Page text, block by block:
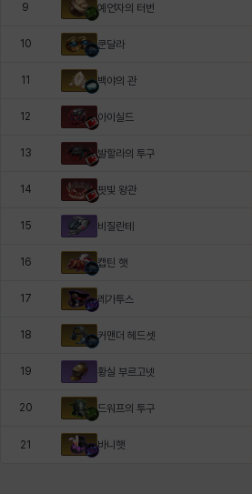
9 예언자의 터번
10 쿤달라
11 백야의 관
12 아이실드
13 발할라의 투구
14 핏빛 왕관
15 비질란테
16 캡틴 햇
17 레가투스
18 커맨더 헤드셋
19 황실 부르고넷
20 드워프의 투구
21 바니햇